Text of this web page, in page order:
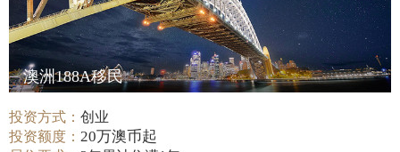
澳洲188A移民
投资方式：创业
投资额度： 20万澳币起